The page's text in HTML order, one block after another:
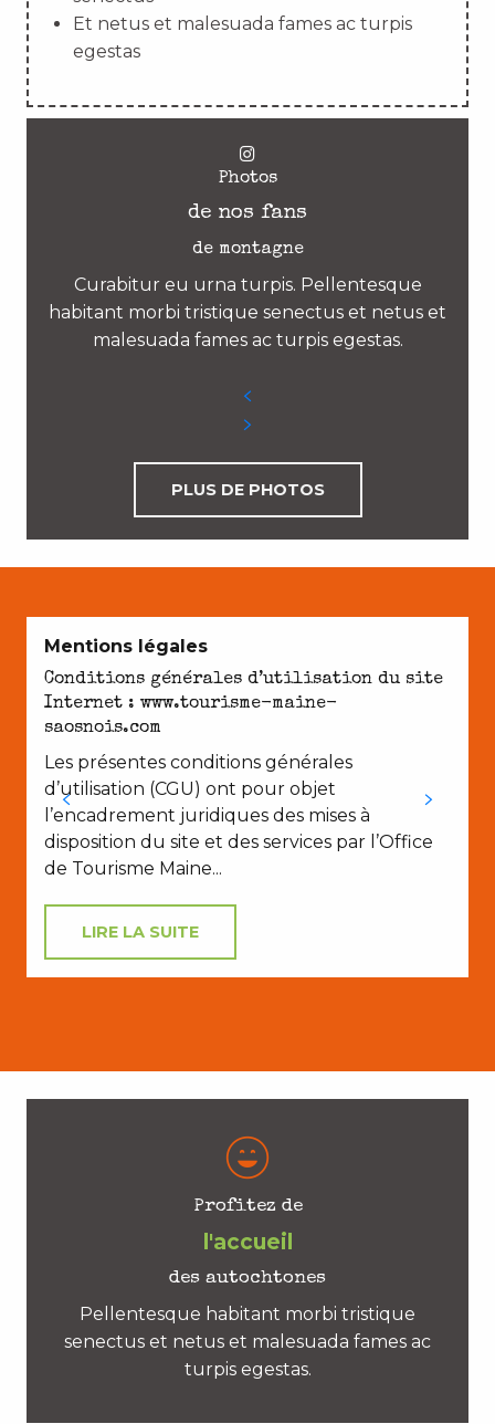
Et netus et malesuada fames ac turpis
egestas
Photos
de nos fans
de montagne
Curabitur eu urna turpis. Pellentesque
habitant morbi tristique senectus et netus et
malesuada fames ac turpis egestas.
PLUS DE PHOTOS
Mentions légales
Conditions générales d’utilisation du site
Internet : www.tourisme-maine-
saosnois.com
Les présentes conditions générales
d’utilisation (CGU) ont pour objet
l’encadrement juridiques des mises à
disposition du site et des services par l’Office
de Tourisme Maine...
LIRE LA SUITE
Profitez de
l'accueil
des autochtones
Pellentesque habitant morbi tristique
senectus et netus et malesuada fames ac
turpis egestas.